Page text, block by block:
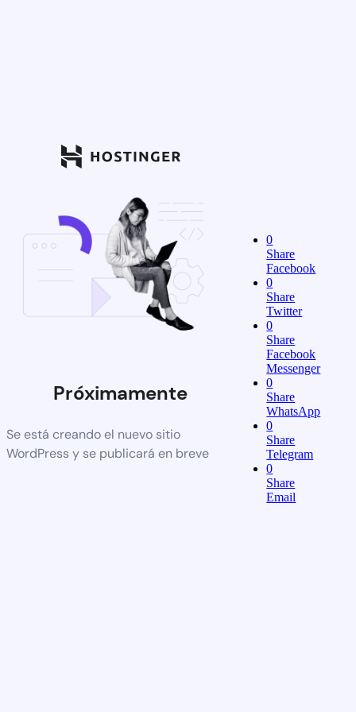
Próximamente
Se está creando el nuevo sitio
WordPress y se publicará en breve
0
Share
Facebook
0
Share
Twitter
0
Share
Facebook
Messenger
0
Share
WhatsApp
0
Share
Telegram
0
Share
Email